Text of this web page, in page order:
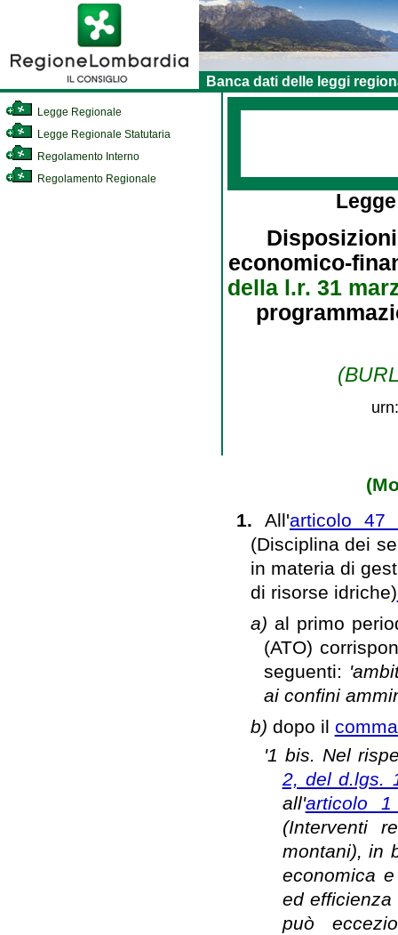
Banca dati delle leggi
Legge Regionale
Legge Regionale Statutaria
Regolamento Interno
Regolamento Regionale
economico-
della l.r. 31
1. All'articolo 47
(Disciplina dei
in materia di
di risorse idriche)
a) al primo
(ATO)
seguenti:
ai confini
b) dopo il
'1 bis. Nel
2, del d.lgs.
all'articolo
(Interventi
montani), in
economica
ed
può